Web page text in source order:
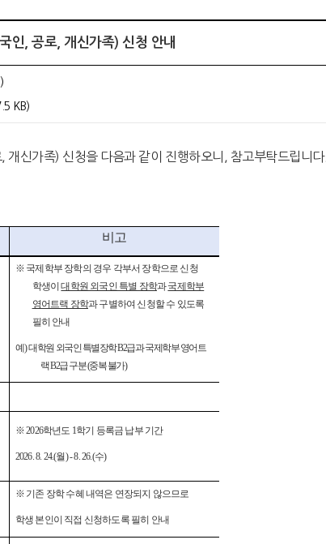
인, 공로, 개신가족) 신청 안내
KB)
신가족) 신청을 다음과 같이 진행하오니, 참고부탁드립니다.
비고
※ 국제학부 장학의 경우 각부서 장학으로 신청
학생이대학원 외국인 특별 장학과국제학부
영어트랙 장학과 구별하여 신청할 수 있도록
필히 안내
예 )대학원 외국인 특별장학B2급과 국제학부 영어트
랙B2급 구분(중복 불가)
※2026학년도 1학기 등록금 납부 기간
2026. 8. 24.(월) - 8. 26.(수)
※ 기존 장학 수혜 내역은 연장되지 않으므로
학생 본인이 직접 신청하도록 필히 안내